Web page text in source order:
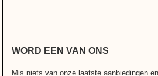
WORD EEN VAN ONS
Mis niets van onze laatste aanbiedingen